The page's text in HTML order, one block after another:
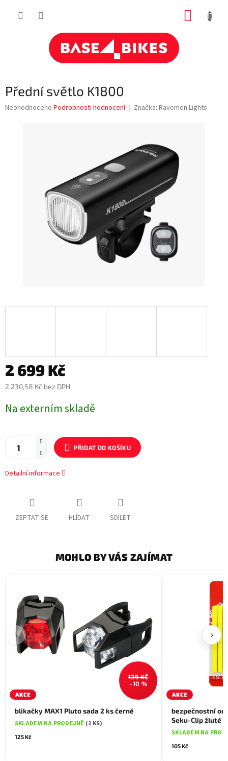
Přední světlo K1800
Průměrné
Neohodnoceno Podrobnosti hodnocení Značka: Ravemen Lights
2 699 Kč
2 230,58 Kč bez DPH
cena:
Na externím skladě
PŘIDAT DO KOŠÍKU
Detailní informace
ZEPTAT SE HLÍDAT SDÍLET
MOHLO BY VÁS ZAJÍMAT
‹
AKCE
139 KČ
–10 %
blikačky MAX1 Pluto sada 2 ks černé
SKLADEM NA PRODEJNĚ (1 KS)
125 Kč
AKCE
bezpečnostní
Seku-Clip žluté
SKLADEM NA
105 Kč
›